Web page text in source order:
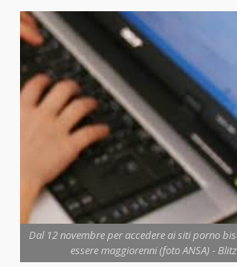
Dal 12 novembre per accedere ai siti porno
essere maggiorenni (foto ANSA) -